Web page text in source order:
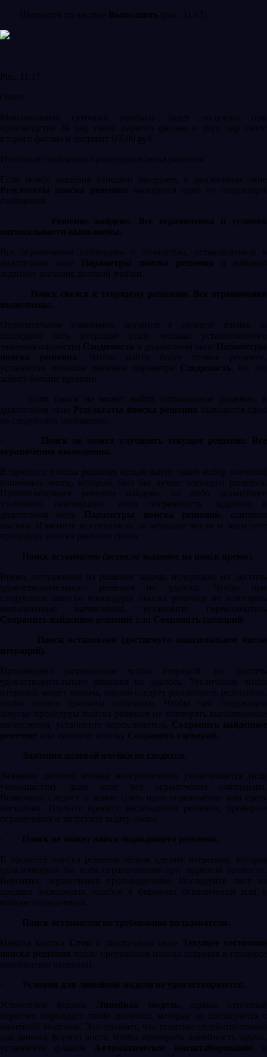
-
Щелкните по кнопке Выполнить (рис. 11.17).
Рис. 11.17
Ответ
Максимальная суточная прибыль будет получена при
производстве 39 пар сапог первого фасона и двух пар сапог
второго фасона и составит 60500 руб.
Итоговые сообщения процедуры поиска решения
Если поиск решения успешно завершен, в диалоговом окне
Результаты поиска решения выводится одно из следующих
сообщений.
·
Решение найдено. Все ограничения и условия
оптимальности выполнены.
Все ограничения соблюдены с точностью, установленной в
диалоговом окне Параметры поиска решения и найдено
заданное значение целевой ячейки.
·
Поиск свелся к текущему решению. Все ограничения
выполнены.
Относительное изменение значения в целевой ячейке за
последние пять итераций стало меньше установленного
значения параметра Сходимость в диалоговом окне Параметры
поиска решения
. Чтобы найти более точное решение,
установите меньшее значение параметра Сходимость, но это
займет больше времени.
Если поиск не может найти оптимальное решение, в
диалоговом окне Результаты поиска решения выводится одно
из следующих сообщений.
·
Поиск не может улучшить текущее решение. Все
ограничения выполнены.
В процессе поиска решения нельзя найти такой набор значений
влияющих ячеек, который был бы лучше текущего решения.
Приблизительное решение найдено, но либо дальнейшее
уточнение невозможно, либо погрешность, заданная в
диалоговом окне Параметры поиска решения
, слишком
высока. Измените погрешность на меньшее число и запустите
процедуру поиска решения снова.
·
Поиск остановлен (истекло заданное на поиск время).
Время, отпущенное на решение задачи, исчерпано, но достичь
удовлетворительного решения не удалось. Чтобы при
следующем запуске процедуры поиска решения не повторять
выполненные вычисления, установите переключатель
Сохранить найденное решение или Сохранить сценарий
·
Поиск остановлен (достигнуто максимальное число
итераций).
Произведено разрешенное число итераций, но достичь
удовлетворительного решения не удалось. Увеличение числа
итераций может помочь, однако следует рассмотреть результаты,
чтобы понять причины остановки. Чтобы при следующем
запуске процедуры поиска решения не повторять выполненные
вычисления, установите переключатель Сохранить найденное
решение или нажмите кнопку Сохранить сценарий
·
Значения целевой ячейки не сходятся.
Значение целевой ячейки неограниченно увеличивается (или
уменьшается), даже если все ограничения соблюдены.
Возможно, следует в задаче снять одно ограничение или сразу
несколько. Изучите процесс расхождения решения, проверьте
ограничения и запустите задачу снова.
·
Поиск не может найти подходящего решения.
В процессе поиска решения нельзя сделать итерацию, которая
удовлетворяла бы всем ограничениям при заданной точности.
Вероятно, ограничения противоречивы. Исследуйте лист на
предмет возможных ошибок в формулах ограничений или в
выборе ограничений.
·
Поиск остановлен по требованию пользователя.
Нажата кнопка Стоп в диалоговом окне Текущее состояние
поиска решения
после прерывания поиска решения в процессе
выполнения итераций.
·
Условия для линейной модели не удовлетворяются.
Установлен флажок Линейная модель, однако итоговый
пересчет порождает такие значения, которые не согласуются с
линейной моделью. Это означает, что решение недействительно
для данных формул листа. Чтобы проверить линейность задачи,
установите флажок
Автоматическое масштабирование и